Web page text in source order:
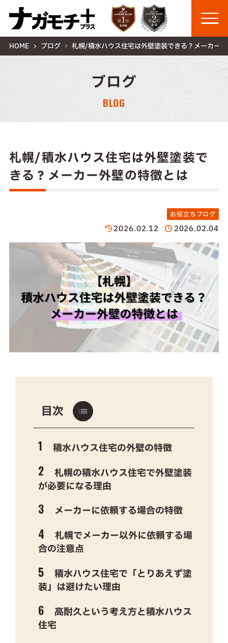
HOME ブログ 札幌/積水ハウス住宅は外壁塗装できる？メーカー
ブログ
BLOG
札幌/積水ハウス住宅は外壁塗装で
きる？メーカー外壁の特徴とは
お役立ちブログ
2026.02.12 2026.02.04
目次
積水ハウス住宅の外壁の特徴
札幌の積水ハウス住宅で外壁塗装
が必要になる理由
メーカーに依頼する場合の特徴
札幌でメーカー以外に依頼する場
合の注意点
積水ハウス住宅で「とりあえず塗
装」は避けたい理由
高耐久という考え方と積水ハウス
住宅